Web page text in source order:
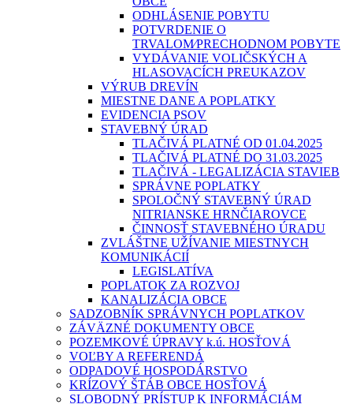
ODHLÁSENIE POBYTU
POTVRDENIE O
TRVALOM⁄PRECHODNOM POBYTE
VYDÁVANIE VOLIČSKÝCH A
HLASOVACÍCH PREUKAZOV
VÝRUB DREVÍN
MIESTNE DANE A POPLATKY
EVIDENCIA PSOV
STAVEBNÝ ÚRAD
TLAČIVÁ PLATNÉ OD 01.04.2025
TLAČIVÁ PLATNÉ DO 31.03.2025
TLAČIVÁ - LEGALIZÁCIA STAVIEB
SPRÁVNE POPLATKY
SPOLOČNÝ STAVEBNÝ ÚRAD
NITRIANSKE HRNČIAROVCE
ČINNOSŤ STAVEBNÉHO ÚRADU
ZVLÁŠTNE UŽÍVANIE MIESTNYCH
KOMUNIKÁCIÍ
LEGISLATÍVA
POPLATOK ZA ROZVOJ
KANALIZÁCIA OBCE
SADZOBNÍK SPRÁVNYCH POPLATKOV
ZÁVÄZNÉ DOKUMENTY OBCE
POZEMKOVÉ ÚPRAVY k.ú. HOSŤOVÁ
VOĽBY A REFERENDÁ
ODPADOVÉ HOSPODÁRSTVO
KRÍZOVÝ ŠTÁB OBCE HOSŤOVÁ
SLOBODNÝ PRÍSTUP K INFORMÁCIÁM